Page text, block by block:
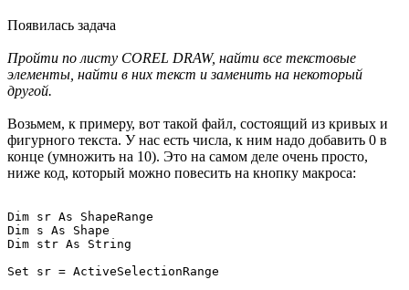
Появилась задача
Пройти по листу COREL DRAW, найти все текстовые
элементы, найти в них текст и заменить на некоторый
другой.
Возьмем, к примеру, вот такой файл, состоящий из кривых и
фигурного текста. У нас есть числа, к ним надо добавить 0 в
конце (умножить на 10). Это на самом деле очень просто,
ниже код, который можно повесить на кнопку макроса:
Dim sr As ShapeRange
Dim s As Shape
Dim str As String
Set sr = ActiveSelectionRange